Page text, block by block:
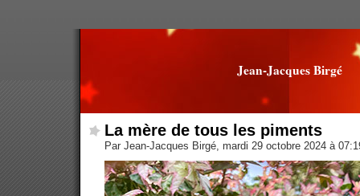
Jean-Jacques Birgé
La mère de tous les piments
Par Jean-Jacques Birgé, mardi 29 octobre 2024 à